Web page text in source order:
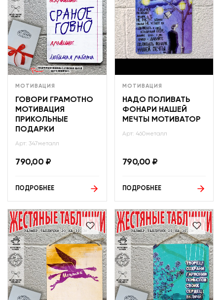
МОТИВАЦИЯ
ГОВОРИ ГРАМОТНО
МОТИВАЦИЯ
ПРИКОЛЬНЫЕ
ПОДАРКИ
Арт: 347металл
790,00 ₽
ПОДРОБНЕЕ
МОТИВАЦИЯ
НАДО ПОЛИВАТЬ
ФОНАРИ НАШЕЙ
МЕЧТЫ МОТИВАТОР
Арт: 460металл
790,00 ₽
ПОДРОБНЕЕ